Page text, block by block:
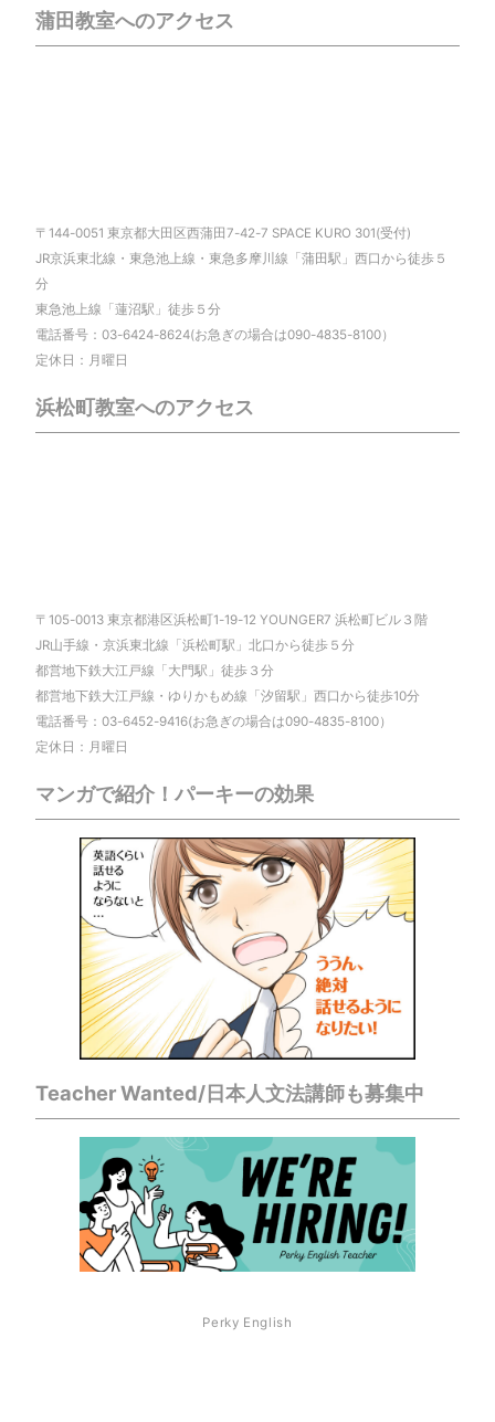
蒲田教室へのアクセス
〒144-0051 東京都大田区西蒲田7-42-7 SPACE KURO 301(受付)
JR京浜東北線・東急池上線・東急多摩川線「蒲田駅」西口から徒歩５
分
東急池上線「蓮沼駅」徒歩５分
電話番号：03-6424-8624(お急ぎの場合は090-4835-8100）
定休日：月曜日
浜松町教室へのアクセス
〒105-0013 東京都港区浜松町1-19-12 YOUNGER7 浜松町ビル３階
JR山手線・京浜東北線「浜松町駅」北口から徒歩５分
都営地下鉄大江戸線「大門駅」徒歩３分
都営地下鉄大江戸線・ゆりかもめ線「汐留駅」西口から徒歩10分
電話番号：03-6452-9416(お急ぎの場合は090-4835-8100）
定休日：月曜日
マンガで紹介！パーキーの効果
Teacher Wanted/日本人文法講師も募集中
Perky English